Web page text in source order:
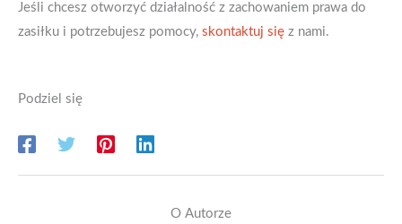
Jeśli chcesz otworzyć działalność z zachowaniem prawa do
zasiłku i potrzebujesz pomocy, skontaktuj się z nami.
Podziel się
O Autorze